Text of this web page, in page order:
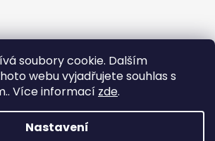
soubory cookie. Dalším
webu vyjadřujete souhlas s
Více informací zde.
Nastavení